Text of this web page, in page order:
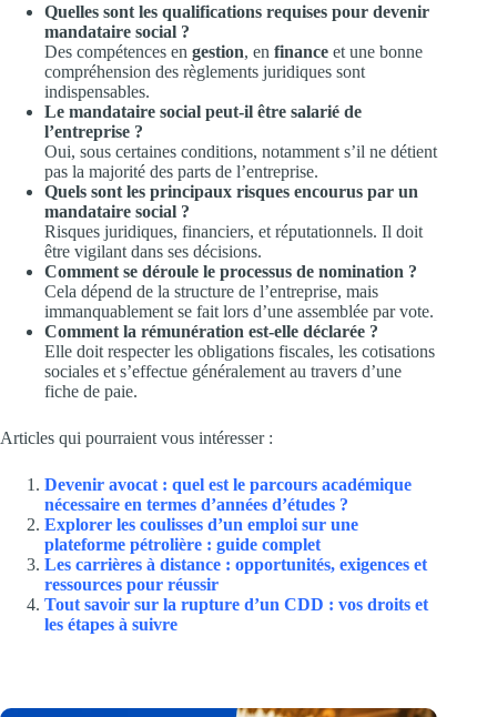
Quelles sont les qualifications requises pour devenir
mandataire social ?
Des compétences en gestion, en finance et une bonne
compréhension des règlements juridiques sont
indispensables.
Le mandataire social peut-il être salarié de
l’entreprise ?
Oui, sous certaines conditions, notamment s’il ne détient
pas la majorité des parts de l’entreprise.
Quels sont les principaux risques encourus par un
mandataire social ?
Risques juridiques, financiers, et réputationnels. Il doit
être vigilant dans ses décisions.
Comment se déroule le processus de nomination ?
Cela dépend de la structure de l’entreprise, mais
immanquablement se fait lors d’une assemblée par vote.
Comment la rémunération est-elle déclarée ?
Elle doit respecter les obligations fiscales, les cotisations
sociales et s’effectue généralement au travers d’une
fiche de paie.
Articles qui pourraient vous intéresser :
Devenir avocat : quel est le parcours académique
nécessaire en termes d’années d’études ?
Explorer les coulisses d’un emploi sur une
plateforme pétrolière : guide complet
Les carrières à distance : opportunités, exigences et
ressources pour réussir
Tout savoir sur la rupture d’un CDD : vos droits et
les étapes à suivre